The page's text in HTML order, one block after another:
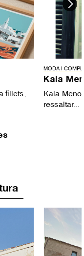
fillets,
MODA I
Kala
Kala
ressaltar...